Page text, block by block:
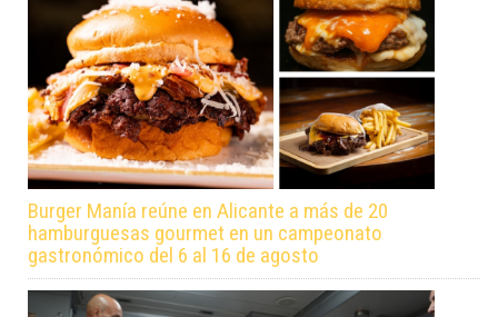
Burger Manía reúne en Alicante a más de 20
hamburguesas gourmet en un campeonato
gastronómico del 6 al 16 de agosto